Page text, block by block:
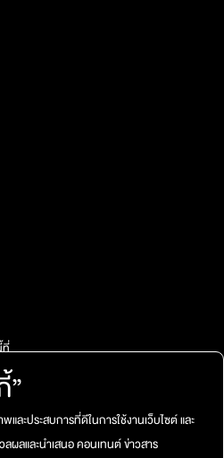
น พร้อมภาพบรรยากาศทะเลดาวจาก
งหมดอย่างสวยงามประทับใจจนกว่า
ที่
”
และประสบการที่ดีในการใช้งานเว็บไซต์ และ
ผลและนำเสนอ คอนเทนต์ ข่าวสาร